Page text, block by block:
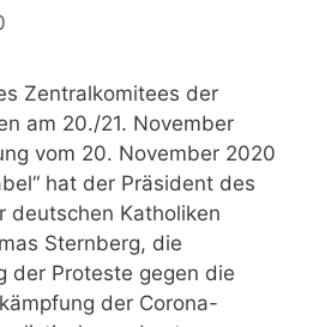
Zentralkomitees der
am 20./21. November
vom 20. November 2020
hat der Präsident des
deutschen Katholiken
Sternberg, die
der Proteste gegen die
der Corona-